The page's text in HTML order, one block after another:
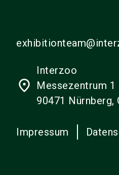
place
Interzoo
Messezentrum 1
90471 Nürnberg,
Impressum